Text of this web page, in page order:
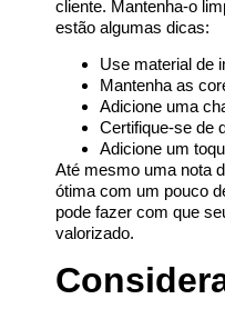
cliente. Mantenha-o
estão algumas dicas:
Use material de
Mantenha as
Adicione uma
Certifique-se de
Adicione um
Até mesmo uma nota
ótima com um pouco
pode fazer com que
valorizado.